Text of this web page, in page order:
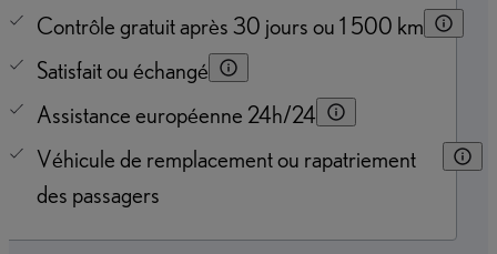
Contrôle gratuit après 30 jours ou 1 500 km
Satisfait ou échangé
Assistance européenne 24h/24
Véhicule de remplacement ou rapatriement
des passagers